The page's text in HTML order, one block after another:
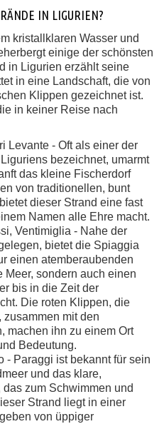
IN LIGURIEN?
kristallklaren Wasser und
einige der schönsten
in Ligurien erzählt seine
in eine Landschaft, die von
Klippen gezeichnet ist.
in keiner Reise nach
Levante - Oft als einer der
bezeichnet, umarmt
das kleine Fischerdorf
von traditionellen, bunt
dieser Strand eine fast
Namen alle Ehre macht.
Ventimiglia - Nahe der
bietet die Spiaggia
einen atemberaubenden
Meer, sondern auch einen
bis in die Zeit der
Die roten Klippen, die
mit den
machen ihn zu einem Ort
Bedeutung.
- Paraggi ist bekannt für sein
und das klare,
zum Schwimmen und
Strand liegt in einer
von üppiger